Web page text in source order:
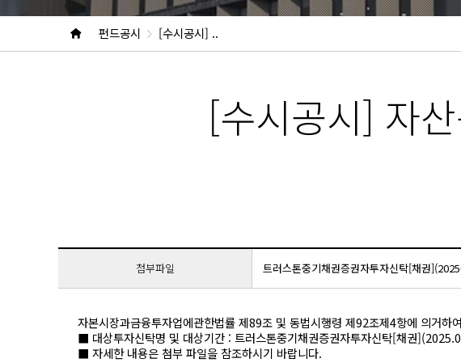
펀드공시 [수시공시] ..
[수시공시] 자
첨부파일 트러스톤중기채권증권자투자신탁[채권
자본시장과금융투자업에관한법률 제89조 및 동법시행령 제92조제4항에 의거하
■ 대상투자신탁명 및 대상기간 : 트러스톤중기채권증권자투자신탁[채권
■ 자세한 내용은 첨부 파일을 참조하시기 바랍니다.